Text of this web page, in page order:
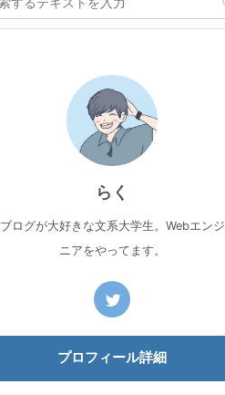
らく
ブログが大好きな文系大学生。Webエンジ
ニアをやってます。
プロフィール詳細